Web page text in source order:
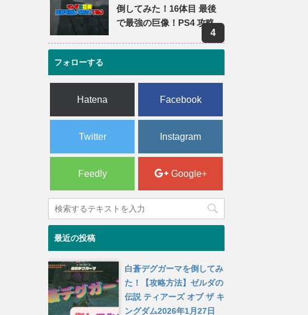
倒してみた！16体目 最後
で最強の巨像！PS4 攻略
フォローする
Hatena Facebook
Twitter Instagram
Feedly Google+
最近の投稿
白蒼デグガーマを倒してみ
た！【攻略方法】ゼルダの
伝説 ティアーズ オブ ザ キ
ングダム2026年1月27日